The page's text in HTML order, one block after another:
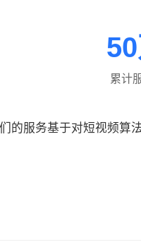
累计
的服务基于对短视频算